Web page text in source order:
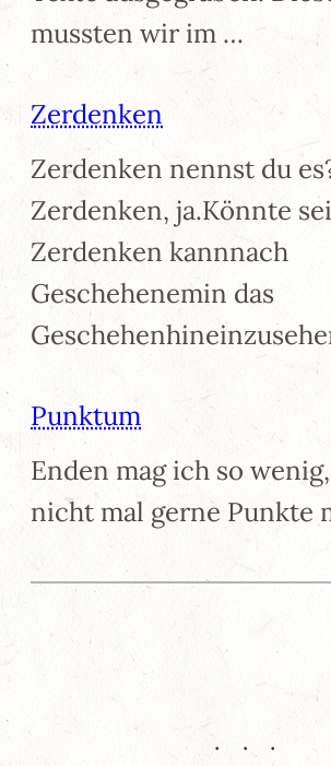
mussten wir im …
Zerdenken
Zerdenken nennst du
Zerdenken, ja.Könnte
Zerdenken kannnach
Geschehenemin das
Punktum
Enden mag ich so
nicht mal gerne Punkte